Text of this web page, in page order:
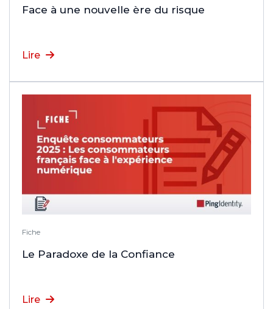
Face à une nouvelle ère du risque
Lire
Fiche
Le Paradoxe de la Confiance
Lire